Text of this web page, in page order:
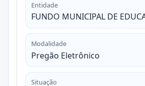
Entidade
FUNDO MUNICIPAL DE
Modalidade
Pregão Eletrônico
Situação